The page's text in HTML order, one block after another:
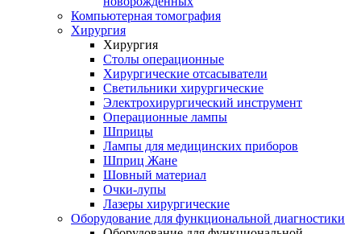
Компьютерная томография
Хирургия
Хирургия
Столы операционные
Хирургические отсасыватели
Светильники хирургические
Электрохирургический инструмент
Операционные лампы
Шприцы
Лампы для медицинских приборов
Шприц Жане
Шовный материал
Очки-лупы
Лазеры хирургические
Оборудование для функциональной диагностики